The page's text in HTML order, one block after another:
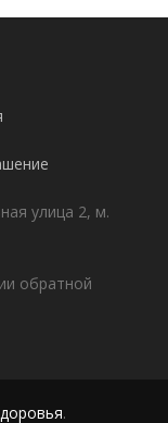
улица 2, м.
обратной
.